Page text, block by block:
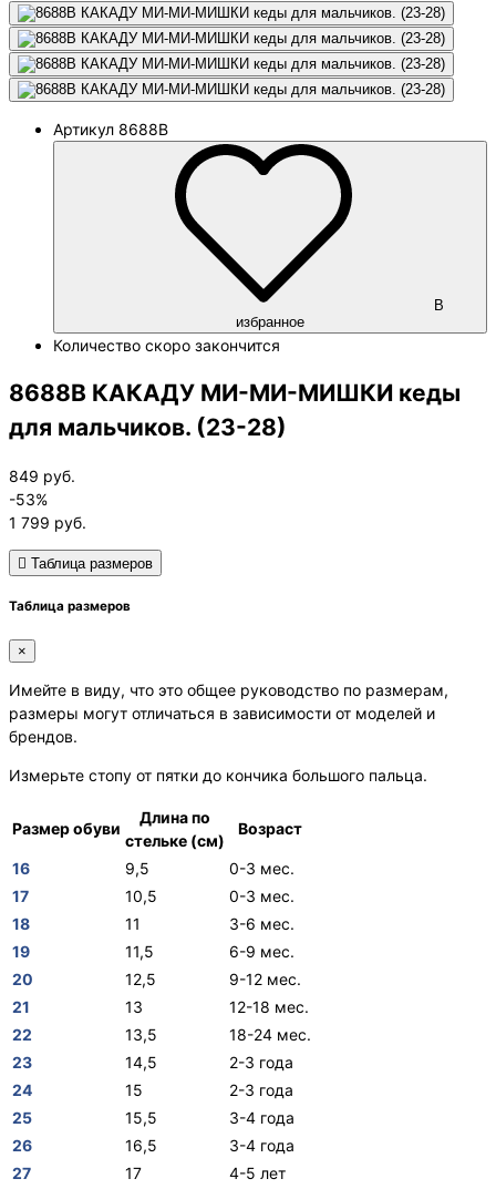
Артикул 8688B
В
избранное
Количество скоро закончится
8688B КАКАДУ МИ-МИ-МИШКИ кеды
для мальчиков. (23-28)
849 руб.
-53%
1 799 руб.
Таблица размеров
Таблица размеров
×
Имейте в виду, что это общее руководство по размерам,
размеры могут отличаться в зависимости от моделей и
брендов.
Измерьте стопу от пятки до кончика большого пальца.
Размер обуви
Длина по
стельке (см)
Возраст
16 9,5
0-3 мес.
17
10,5
0-3 мес.
18
11
3-6 мес.
19
11,5
6-9 мес.
20
12,5
9-12 мес.
21
13
12-18 мес.
22
13,5
18-24 мес.
23
14,5
2-3 года
24
15
2-3 года
25
15,5
3-4 года
26
16,5
3-4 года
27
17
4-5 лет